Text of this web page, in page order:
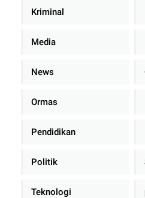
Kriminal
Media
News
Ormas
Pendidikan
Politik
Teknologi